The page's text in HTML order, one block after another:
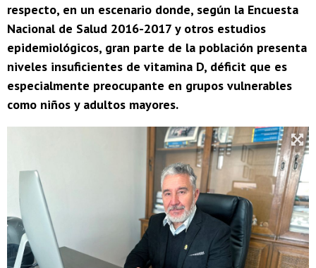
respecto, en un escenario donde, según la Encuesta
Nacional de Salud 2016-2017 y otros estudios
epidemiológicos, gran parte de la población presenta
niveles insuficientes de vitamina D, déficit que es
especialmente preocupante en grupos vulnerables
como niños y adultos mayores.